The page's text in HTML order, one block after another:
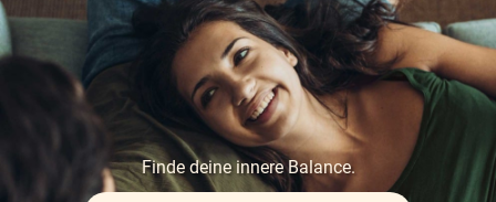
Finde deine innere Balance.